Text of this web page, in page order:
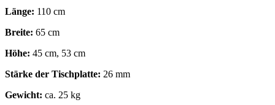
Länge: 110 cm
Breite: 65 cm
Höhe: 45 cm, 53 cm
Stärke der Tischplatte: 26 mm
Gewicht: ca. 25 kg